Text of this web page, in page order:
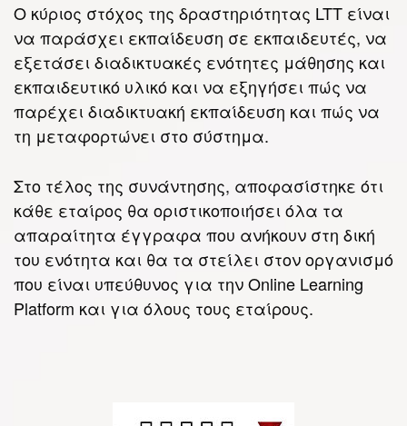
Ο κύριος στόχος της δραστηριότητας LTT είναι
να παράσχει εκπαίδευση σε εκπαιδευτές, να
εξετάσει διαδικτυακές ενότητες μάθησης και
εκπαιδευτικό υλικό και να εξηγήσει πώς να
παρέχει διαδικτυακή εκπαίδευση και πώς να
τη μεταφορτώνει στο σύστημα.
Στο τέλος της συνάντησης, αποφασίστηκε ότι
κάθε εταίρος θα οριστικοποιήσει όλα τα
απαραίτητα έγγραφα που ανήκουν στη δική
του ενότητα και θα τα στείλει στον οργανισμό
που είναι υπεύθυνος για την Online Learning
Platform και για όλους τους εταίρους.